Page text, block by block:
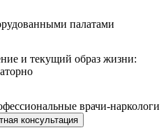
палатами
и текущий образ жизни:
врачи-наркологи
консультация